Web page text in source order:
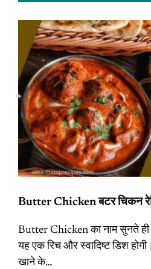
Butter Chicken बटर चिकन
Butter Chicken का नाम सुनते
यह एक रिच और स्वादिष्ट डिश
खाने के…